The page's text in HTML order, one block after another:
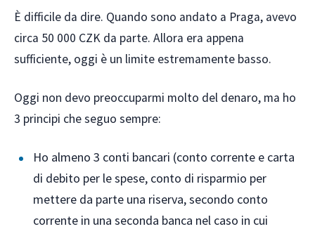
È difficile da dire. Quando sono andato a Praga, avevo
circa 50 000 CZK da parte. Allora era appena
sufficiente, oggi è un limite estremamente basso.
Oggi non devo preoccuparmi molto del denaro, ma ho
3 principi che seguo sempre:
Ho almeno 3 conti bancari (conto corrente e carta
di debito per le spese, conto di risparmio per
mettere da parte una riserva, secondo conto
corrente in una seconda banca nel caso in cui